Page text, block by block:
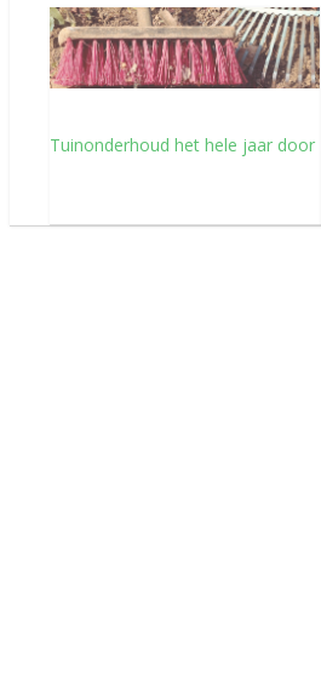
Tuinonderhoud het hele jaar door